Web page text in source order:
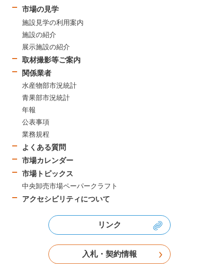
市場の見学
施設見学の利用案内
施設の紹介
展示施設の紹介
取材撮影等ご案内
関係業者
水産物部市況統計
青果部市況統計
年報
公表事項
業務規程
よくある質問
市場カレンダー
市場トピックス
中央卸売市場ペーパークラフト
アクセシビリティについて
リンク
入札・契約情報